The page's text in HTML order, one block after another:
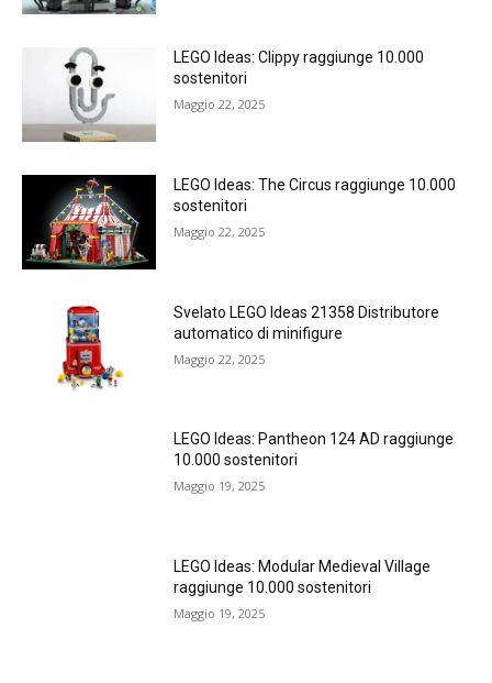
LEGO Ideas: Clippy raggiunge 10.000
sostenitori
Maggio 22, 2025
LEGO Ideas: The Circus raggiunge 10.000
sostenitori
Maggio 22, 2025
Svelato LEGO Ideas 21358 Distributore
automatico di minifigure
Maggio 22, 2025
LEGO Ideas: Pantheon 124 AD raggiunge
10.000 sostenitori
Maggio 19, 2025
LEGO Ideas: Modular Medieval Village
raggiunge 10.000 sostenitori
Maggio 19, 2025